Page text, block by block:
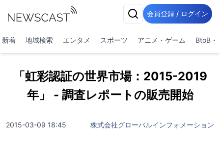
会員登録 / ログイン
新着 地域検索 エンタメ スポーツ アニメ・ゲーム BtoB・
「虹彩認証の世界市場：2015-2019
年」 - 調査レポートの販売開始
2015-03-09 18:45 株式会社グローバルインフォメーション